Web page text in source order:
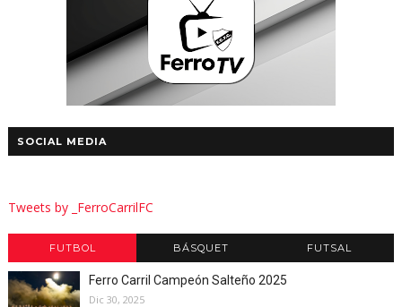
SOCIAL MEDIA
Tweets by _FerroCarrilFC
FUTBOL BÁSQUET FUTSAL
Ferro Carril Campeón Salteño 2025
Dic 30, 2025